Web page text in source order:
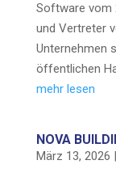
Soft­ware vom
und Ver­tre­ter
Unter­neh­men
öffent­li­chen
mehr lesen
NOVA
März 13, 2026 |